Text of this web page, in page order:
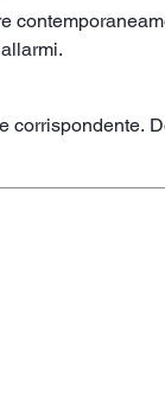
corrispondente.